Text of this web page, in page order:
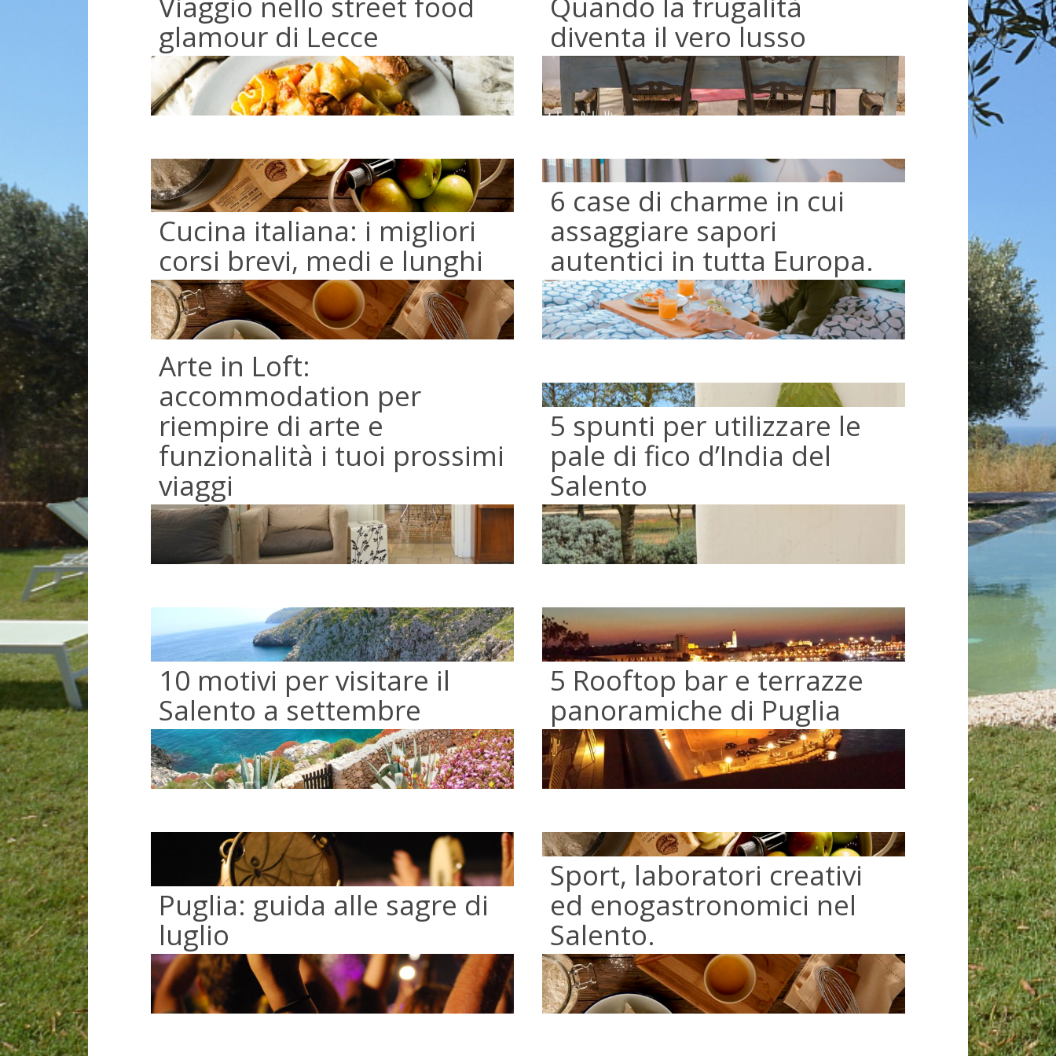
glamour di Lecce
diventa il vero lusso
Cucina italiana: i migliori
corsi brevi, medi e lunghi
6 case di charme in cui
assaggiare sapori
autentici in tutta Europa.
Arte in Loft:
accommodation per
riempire di arte e
funzionalità i tuoi prossimi
viaggi
5 spunti per utilizzare le
pale di fico d’India del
Salento
10 motivi per visitare il
Salento a settembre
5 Rooftop bar e terrazze
panoramiche di Puglia
Puglia: guida alle sagre di
luglio
Sport, laboratori creativi
ed enogastronomici nel
Salento.